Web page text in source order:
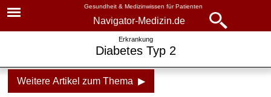
Gesundheit & Medizinwissen für Patienten
Navigator-Medizin.de
Erkrankung
Diabetes Typ 2
Weitere Artikel zum Thema ▶
► News
▾
Krankheiten